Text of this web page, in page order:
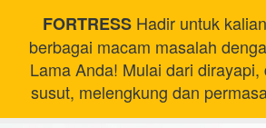
FORTRESS Hadir untuk
berbagai macam masalah
Lama Anda! Mulai dari dirayapi,
susut, melengkung dan